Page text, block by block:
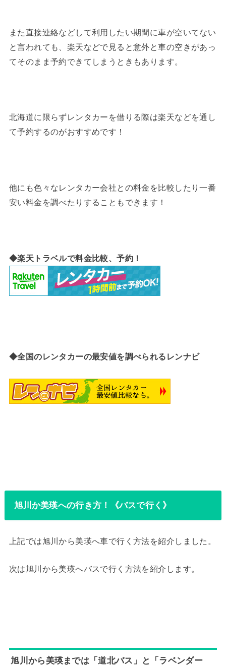
また直接連絡などして利用したい期間に車が空いてない
と言われても、楽天などで見ると意外と車の空きがあっ
てそのまま予約できてしまうときもあります。
北海道に限らずレンタカーを借りる際は楽天などを通し
て予約するのがおすすめです！
他にも色々なレンタカー会社との料金を比較したり一番
安い料金を調べたりすることもできます！
◆楽天トラベルで料金比較、予約！
◆全国のレンタカーの最安値を調べられるレンナビ
旭川か美瑛への行き方！《バスで行く》
上記では旭川から美瑛へ車で行く方法を紹介しました。
次は旭川から美瑛へバスで行く方法を紹介します。
旭川から美瑛までは「道北バス」と「ラベンダー